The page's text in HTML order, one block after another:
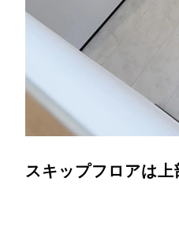
スキップフロアは